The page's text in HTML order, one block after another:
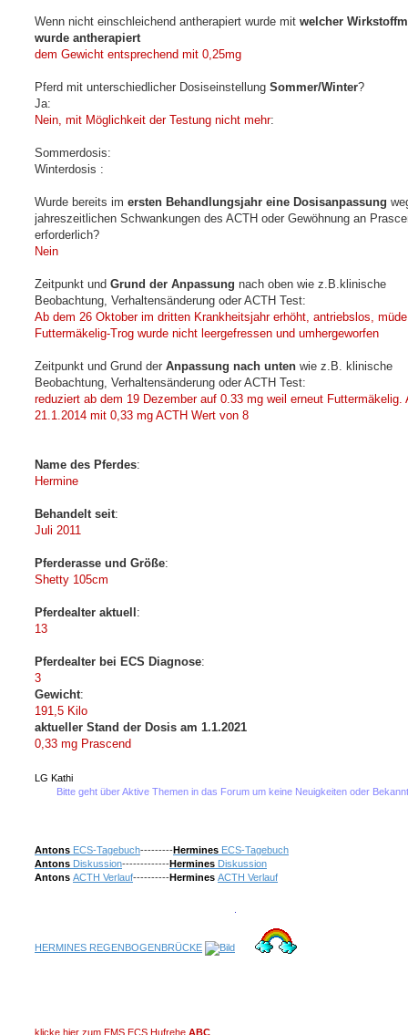
Wenn nicht einschleichend antherapiert wurde mit welcher
wurde antherapiert
dem Gewicht entsprechend mit 0,25mg
Pferd mit unterschiedlicher Dosiseinstellung Sommer/Winter?
Ja:
Nein, mit Möglichkeit der Testung nicht mehr:
Sommerdosis:
Winterdosis :
Wurde bereits im ersten Behandlungsjahr eine Dosisanpassung
jahreszeitlichen Schwankungen des ACTH oder Gewöhnung an
erforderlich?
Nein
Zeitpunkt und Grund der Anpassung nach oben wie z.B.klinische
Beobachtung, Verhaltensänderung oder ACTH Test:
Ab dem 26 Oktober im dritten Krankheitsjahr erhöht, antriebslos,
Futtermäkelig-Trog wurde nicht leergefressen und umhergeworfen
Zeitpunkt und Grund der Anpassung nach unten wie z.B. klinische
Beobachtung, Verhaltensänderung oder ACTH Test:
reduziert ab dem 19 Dezember auf 0.33 mg weil erneut Futtermäkelig.
21.1.2014 mit 0,33 mg ACTH Wert von 8
Name des Pferdes:
Hermine
Behandelt seit:
Juli 2011
Pferderasse und Größe:
Shetty 105cm
Pferdealter aktuell :
13
Pferdealter bei ECS Diagnose:
3
Gewicht:
191,5 Kilo
aktueller Stand der Dosis am 1.1.2021
0,33 mg Prascend
LG Kathi
Bitte geht über Aktive Themen in das Forum um keine Neuigkeiten oder
Antons ECS-Tagebuch---------Hermines ECS-Tagebuch
Antons Diskussion-------------Hermines Diskussion
Antons ACTH Verlauf----------Hermines ACTH Verlauf
HERMINES REGENBOGENBRÜCKE
klicke hier zum EMS ECS Hufrehe ABC